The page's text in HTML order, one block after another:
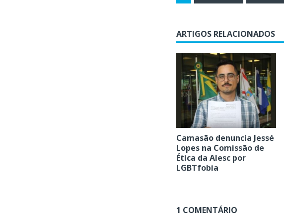
ARTIGOS RELACIONADOS
Camasão denuncia Jessé
Lopes na Comissão de
Ética da Alesc por
LGBTfobia
1 COMENTÁRIO